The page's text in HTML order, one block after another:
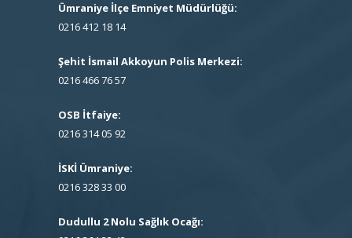
Ümraniye İlçe Emniyet Müdürlüğü:
0216 412 18 14
Şehit İsmail Akkoyun Polis Merkezi:
0216 466 76 57
OSB İtfaiye:
0216 314 05 92
İSKİ Ümraniye:
0216 328 33 00
Dudullu 2 Nolu Sağlık Ocağı: